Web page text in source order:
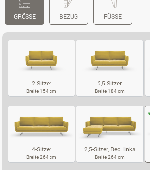
GRÖSSE BEZUG FÜSSE
2-Sitzer
Breite 154 cm
2,5-Sitzer
Breite 184 cm
4-Sitzer
Breite 264 cm
2,5-Sitzer, Rec. links
Breite 264 cm